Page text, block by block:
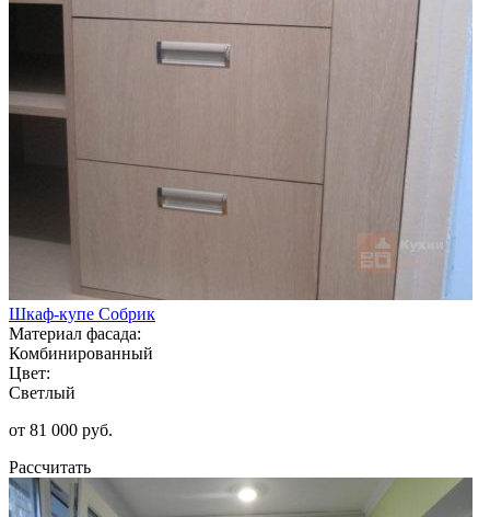
Шкаф-купе Собрик
Материал фасада:
Комбинированный
Цвет:
Светлый
от 81 000 руб.
Рассчитать